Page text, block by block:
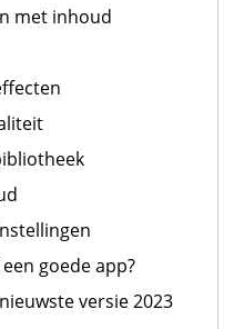
met inhoud
goede app?
versie 2023